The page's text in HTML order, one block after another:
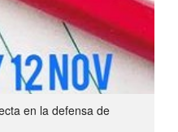
en la defensa de